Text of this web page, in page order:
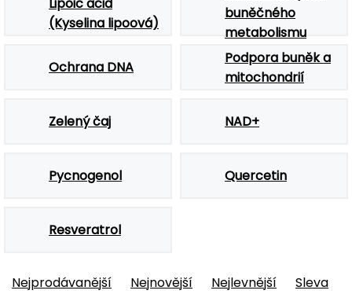
(Kyselina lipoová)
buněčného
metabolismu
Ochrana DNA
Podpora buněk a
mitochondrií
Zelený čaj NAD+
Pycnogenol Quercetin
Resveratrol
Nejprodávanější Nejnovější Nejlevnější
Sleva